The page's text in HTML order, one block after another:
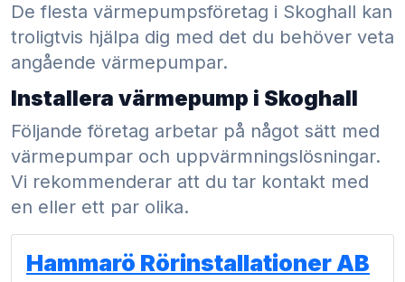
De flesta värmepumpsföretag i Skoghall kan
troligtvis hjälpa dig med det du behöver veta
angående värmepumpar.
Installera värmepump i Skoghall
Följande företag arbetar på något sätt med
värmepumpar och uppvärmningslösningar.
Vi rekommenderar att du tar kontakt med
en eller ett par olika.
Hammarö Rörinstallationer AB